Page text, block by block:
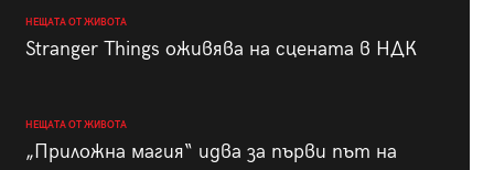
НЕЩАТА ОТ ЖИВОТА
Stranger Things оживява на сцената в НДК
НЕЩАТА ОТ ЖИВОТА
„Приложна магия“ идва за първи път на